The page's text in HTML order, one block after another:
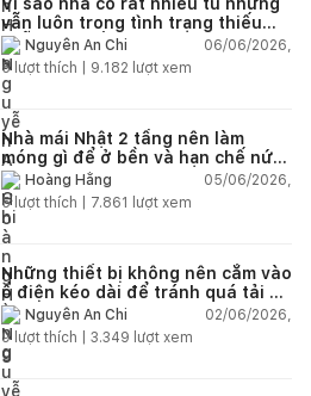
vẫn luôn trong tình trạng thiếu
chỗ chứa đồ?
Nguyễn An Chi
06/06/2026,
5lượt thích | 9.182 lượt xem
Nhà mái Nhật 2 tầng nên làm
móng gì để ở bền và hạn chế nứt
lún?Hoàng Hằng
05/06/2026,
5lượt thích | 7.861 lượt xem
Những thiết bị không nên cắm vào
ổ điện kéo dài để tránh quá tải và
chập cháy trong nhà
Nguyễn An Chi
02/06/2026,
9lượt thích | 3.349 lượt xem